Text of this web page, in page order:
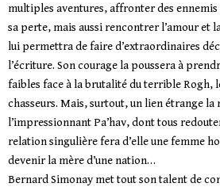
multiples aventures, affronter des
sa perte, mais aussi rencontrer l’amour et
lui permettra de faire d’extraordinaires
l’écriture. Son courage la poussera à
faibles face à la brutalité du terrible Rogh,
chasseurs. Mais, surtout, un lien étrange la
l’impressionnant Pa’hav, dont tous
relation singulière fera d’elle une femme
devenir la mère d’une nation…
Bernard Simonay met tout son talent de